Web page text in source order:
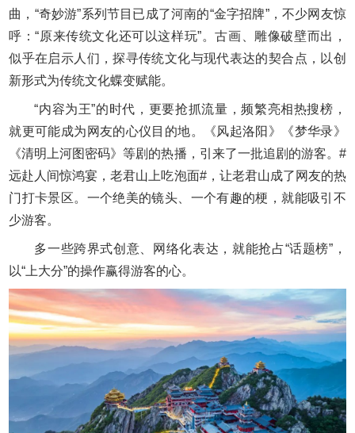
曲，“奇妙游”系列节目已成了河南的“金字招牌”，不少网友惊
呼：“原来传统文化还可以这样玩”。古画、雕像破壁而出，
似乎在启示人们，探寻传统文化与现代表达的契合点，以创
新形式为传统文化蝶变赋能。
“内容为王”的时代，更要抢抓流量，频繁亮相热搜榜，
就更可能成为网友的心仪目的地。《风起洛阳》《梦华录》
《清明上河图密码》等剧的热播，引来了一批追剧的游客。#
远赴人间惊鸿宴，老君山上吃泡面#，让老君山成了网友的热
门打卡景区。一个绝美的镜头、一个有趣的梗，就能吸引不
少游客。
多一些跨界式创意、网络化表达，就能抢占“话题榜”，
以“上大分”的操作赢得游客的心。